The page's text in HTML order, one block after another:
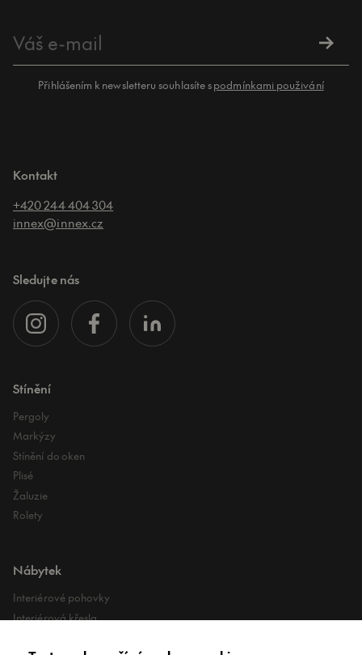
Přihlášením k newsletteru souhlasíte spodmínkami použivání
Kontakt
+420 244 404 304
innex@innex.cz
Sledujte nás
Stínění
Pergoly
Markýzy
Stínění do oken
Plisé
Žaluzie
Rolety
Nábytek
Interiérové pohovky
Interiérová křesla